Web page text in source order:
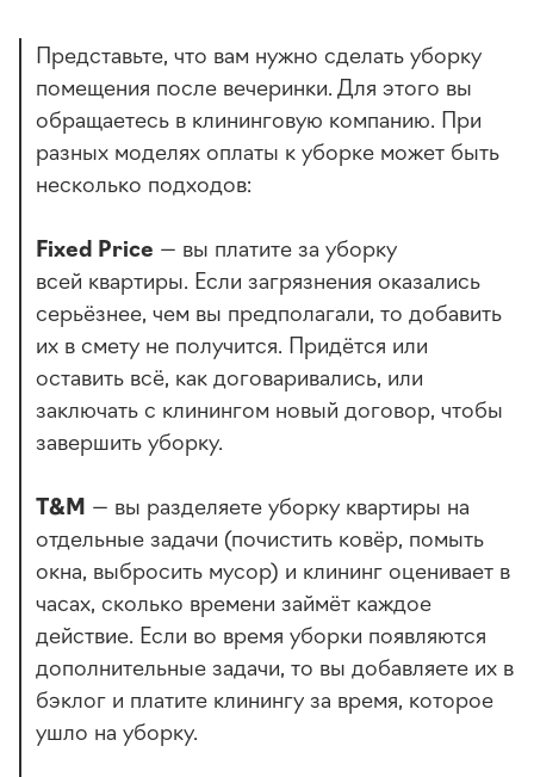
Представьте, что вам нужно сделать уборку
помещения после вечеринки. Для этого вы
обращаетесь в клининговую компанию. При
разных моделях оплаты к уборке может быть
несколько подходов:
Fixed Price — вы платите за уборку
всей квартиры. Если загрязнения оказались
серьёзнее, чем вы предполагали, то добавить
их в смету не получится. Придётся или
оставить всё, как договаривались, или
заключать с клинингом новый договор, чтобы
завершить уборку.
T&M — вы разделяете уборку квартиры на
отдельные задачи (почистить ковёр, помыть
окна, выбросить мусор) и клининг оценивает в
часах, сколько времени займёт каждое
действие. Если во время уборки появляются
дополнительные задачи, то вы добавляете их в
бэклог и платите клинингу за время, которое
ушло на уборку.